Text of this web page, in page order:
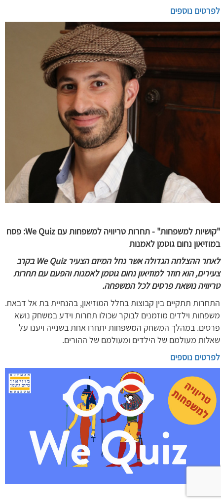
לפרטים נוספים
"קושיות למשפחות" - תחרות טריוויה למשפחות עם We Quiz: פסח
במוזיאון נחום גוטמן לאמנות
לאחר ההצלחה הגדולה אשר נחל המיזם הצעיר We Quiz בקרב
צעירים, הוא חוזר למוזיאון נחום גוטמן לאמנות והפעם עם תחרות
טריוויה נושאת פרסים לכל המשפחה.
התחרות תתקיים בין קבוצות בחלל המוזיאון, בהנחיית בת אל דבאח.
משפחות וילדים מוזמנים לבוקר שכולו תחרות וידע במשחק נושא
פרסים. במהלך המשחק המשפחות יתחרו אחת בשנייה ויענו על
שאלות מעולמם של הילדים ומעולמם של ההורים.
לפרטים נוספים